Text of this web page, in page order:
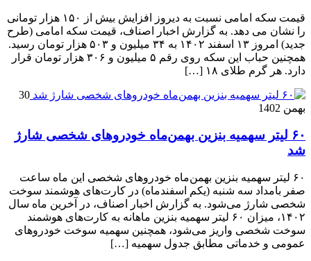
قیمت سکه امامی نسبت به دیروز افزایش بیش از ۱۵۰ هزار تومانی
را نشان می دهد. به گزارش اخبار اصناف، قیمت سکه امامی (طرح
جدید) امروز ۱۳ اسفند ۱۴۰۲ به ۳۴ میلیون و ۵۰۳ هزار تومان رسید.
همچنین حباب این سکه روی رقم ۵ میلیون و ۳۰۶ هزار تومان قرار
دارد. هر گرم طلای ۱۸ […]
30
بهمن 1402
۶۰ لیتر سهمیه بنزین بهمن‌ماه خودروهای شخصی شارژ
شد
۶۰ لیتر سهمیه بنزین بهمن‌ماه خودروهای شخصی این ماه ساعت
صفر بامداد سه شنبه (یکم اسفندماه) در کارت‌های هوشمند سوخت
شخصی شارژ می‌شود. به گزارش اخبار اصناف، در آخرین ‌ماه سال
۱۴۰۲، میزان ۶۰ لیتر سهمیه بنزین ماهانه به کارت‌های هوشمند
سوخت شخصی واریز می‌شود، همچنین سهمیه سوخت خودروهای
عمومی و خدماتی مطابق جدول سهمیه […]